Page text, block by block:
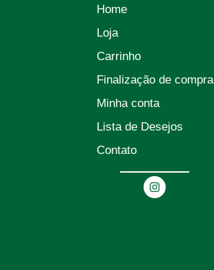
Home
Loja
Carrinho
Finalização de compra
Minha conta
Lista de Desejos
Contato